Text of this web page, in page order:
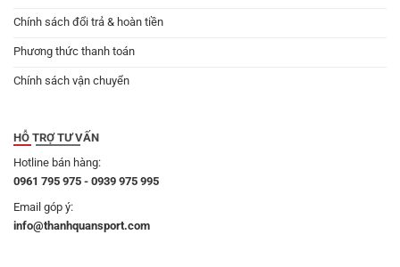
Chính sách đổi trả & hoàn tiền
Phương thức thanh toán
Chính sách vận chuyển
HỖ TRỢ TƯ VẤN
Hotline bán hàng:
0961 795 975 - 0939 975 995
Email góp ý:
info@thanhquansport.com